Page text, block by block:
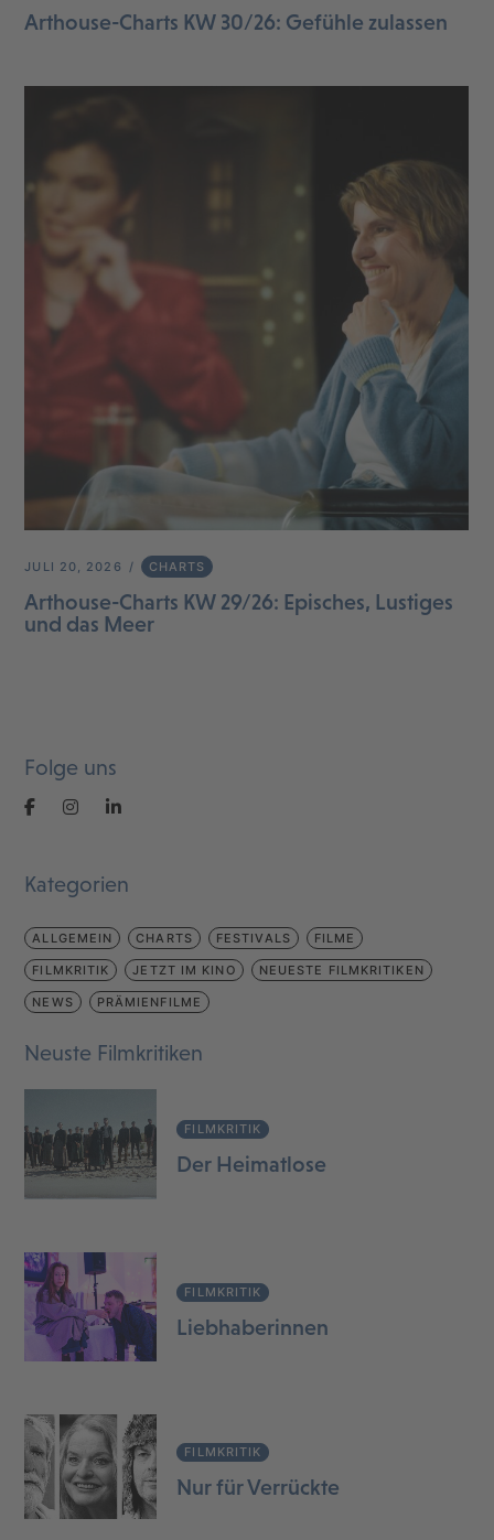
Arthouse-Charts KW 30/26: Gefühle zulassen
JULI 20, 2026 CHARTS
Arthouse-Charts KW 29/26: Episches, Lustiges
und das Meer
Folge uns
Kategorien
ALLGEMEIN CHARTS FESTIVALS FILME
FILMKRITIK JETZT IM KINO NEUESTE FILMKRITIKEN
NEWS PRÄMIENFILME
Neuste Filmkritiken
FILMKRITIK
Der Heimatlose
FILMKRITIK
Liebhaberinnen
FILMKRITIK
Nur für Verrückte